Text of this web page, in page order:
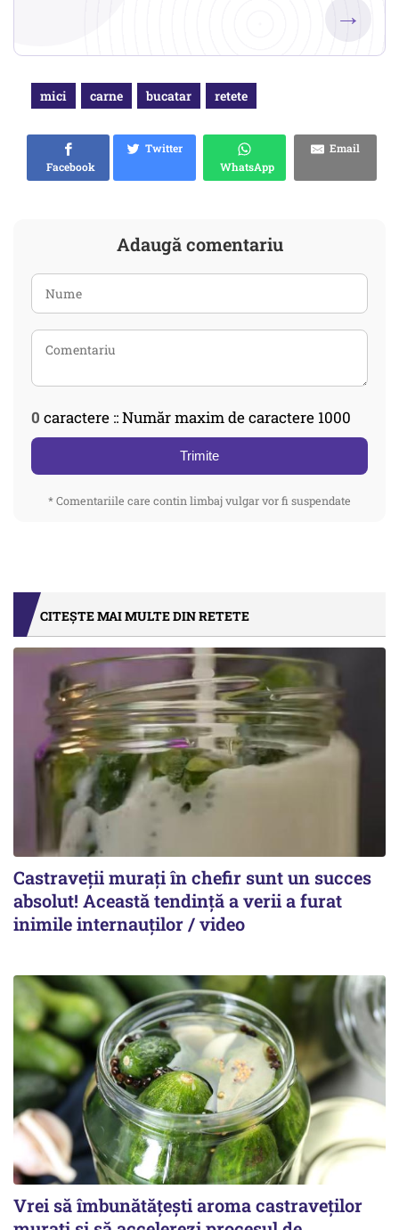
→
mici carne bucatar retete
Facebook
Twitter
WhatsApp
Email
Adaugă comentariu
0 caractere :: Număr maxim de caractere 1000
Trimite
* Comentariile care contin limbaj vulgar vor fi suspendate
CITEȘTE MAI MULTE DIN RETETE
Castraveții murați în chefir sunt un succes
absolut! Această tendință a verii a furat
inimile internauților / video
Vrei să îmbunătățești aroma castraveților